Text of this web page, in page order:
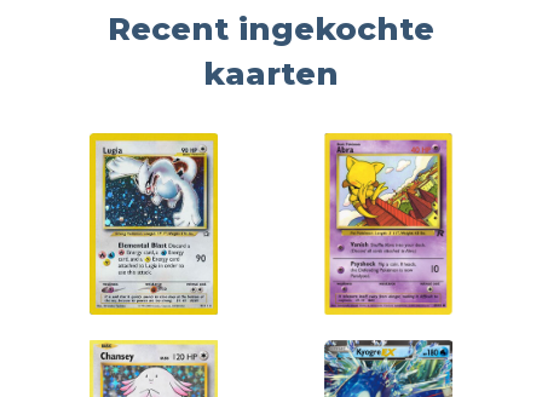
Recent ingekochte
kaarten